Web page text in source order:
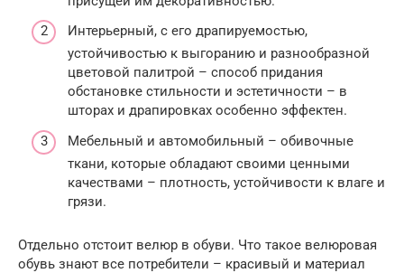
Интерьерный, с его драпируемостью,
устойчивостью к выгоранию и разнообразной
цветовой палитрой – способ придания
обстановке стильности и эстетичности – в
шторах и драпировках особенно эффектен.
Мебельный и автомобильный – обивочные
ткани, которые обладают своими ценными
качествами – плотность, устойчивости к влаге и
грязи.
Отдельно отстоит велюр в обуви. Что такое велюровая
обувь знают все потребители – красивый и материал